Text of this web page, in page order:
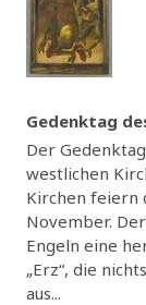
Gedenktag
Der
westlichen
Kirchen feiern
November.
Engeln eine
„Erz“, die
aus...